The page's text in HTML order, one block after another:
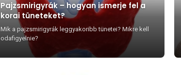
Pajzsmirigyrák – hogyan ismerje fel a
korai tüneteket?
Mik a pajzsmirigyrák leggyakoribb tünetei? Mikre kell
odafigyelnie?